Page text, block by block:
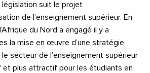
suit le projet
de l’enseignement supérieur. En
du Nord a engagé il y a
la mise en œuvre d’une stratégie
secteur de l’enseignement supérieur
plus attractif pour les étudiants en